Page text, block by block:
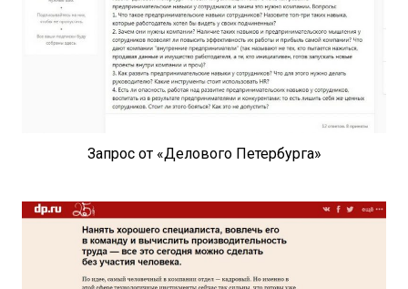
Запрос от «Делового Петербурга»